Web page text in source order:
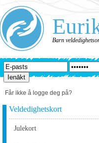
Barn
Får ikke å logge deg på?
Veldedighetskort
Julekort